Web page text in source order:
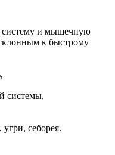
систему и мышечную
к быстрому
системы,
себорея.